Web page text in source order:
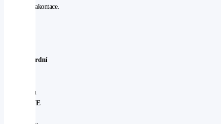
akontace.
Standardní
modelu
ACTIVE